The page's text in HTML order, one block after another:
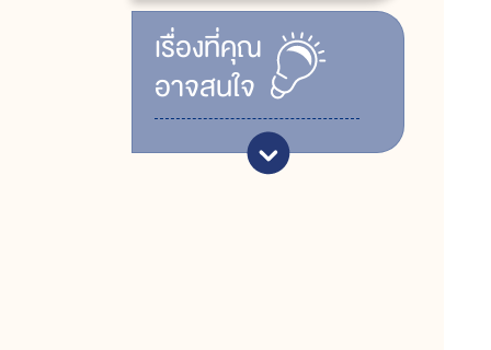
เรื่ิองที่คุณ
อาจสนใจ